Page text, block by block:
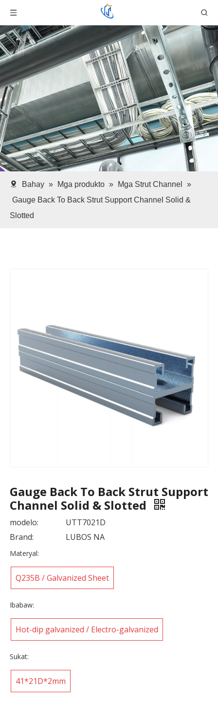
Bahay » Mga produkto » Mga Strut Channel
»
Gauge Back To Back Strut Support Channel Solid &
Slotted
Gauge Back To Back Strut Support
Channel Solid & Slotted
modelo:
UTT7021D
Brand:
LUBOS NA
Materyal:
Q235B / Galvanized Sheet
Ibabaw:
Hot-dip galvanized / Electro-galvanized
Sukat:
41*21D*2mm